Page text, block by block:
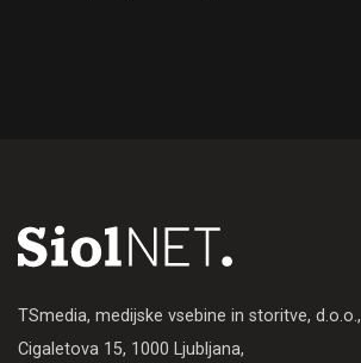
TSmedia, medijske vsebine in storitve, d.o.o.,
Cigaletova 15, 1000 Ljubljana,